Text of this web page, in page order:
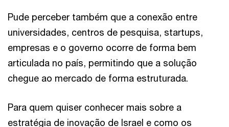
Pude perceber também que a conexão entre
universidades, centros de pesquisa, startups,
empresas e o governo ocorre de forma bem
articulada no país, permitindo que a solução
chegue ao mercado de forma estruturada.
Para quem quiser conhecer mais sobre a
estratégia de inovação de Israel e como os